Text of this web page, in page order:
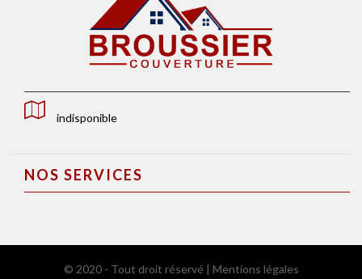
indisponible
NOS SERVICES
© 2020 - Tout droit réservé | Mentions légales